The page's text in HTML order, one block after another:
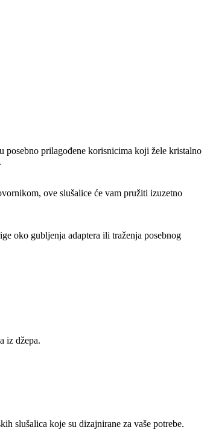
posebno prilagođene korisnicima koji žele kristalno
ove slušalice će vam pružiti izuzetno
oko gubljenja adaptera ili traženja posebnog
iz džepa.
slušalica koje su dizajnirane za vaše potrebe.